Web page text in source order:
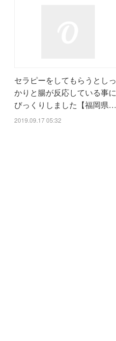
セラピーをしてもらうとしっ
かりと腸が反応している事に
びっくりしました【福岡県…
2019.09.17 05:32